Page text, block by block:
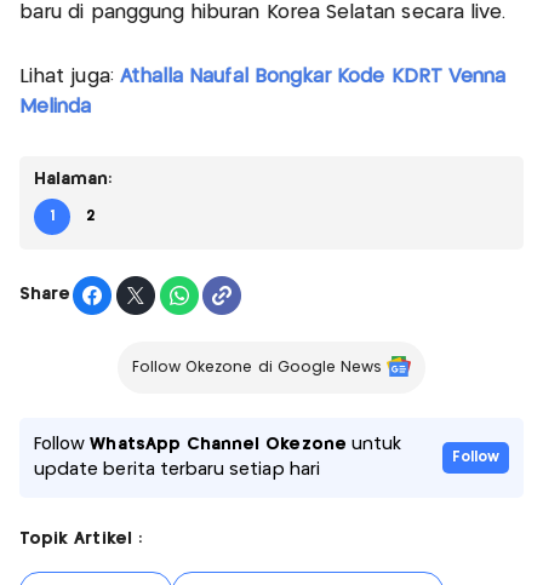
baru di panggung hiburan Korea Selatan secara live.
Lihat juga: Athalla Naufal Bongkar Kode KDRT Venna
Melinda
Halaman:
1 2
Share
Follow Okezone di Google News
FollowWhatsApp Channel Okezone untuk
update berita terbaru setiap hari
Follow
Topik Artikel :